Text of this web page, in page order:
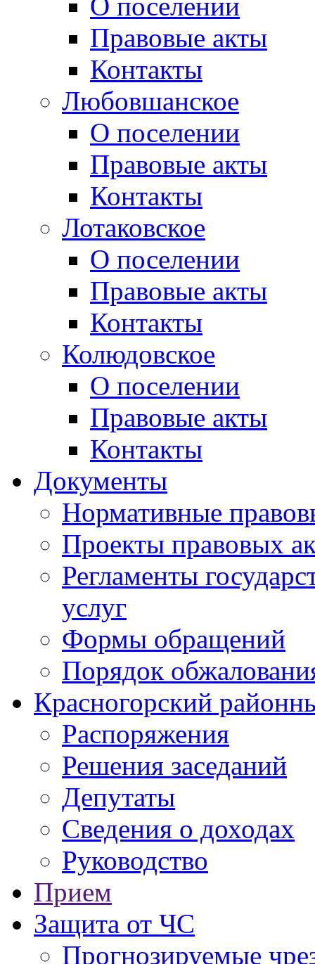
Правовые акты
Контакты
Любовшанское
О поселении
Правовые акты
Контакты
Лотаковское
О поселении
Правовые акты
Контакты
Колюдовское
О поселении
Правовые акты
Контакты
Документы
Нормативные
Проекты правовых
Регламенты
услуг
Формы обращений
Порядок
Красногорский
Распоряжения
Решения заседаний
Депутаты
Сведения о доходах
Руководство
Прием
Защита от ЧС
Прогнозируемые